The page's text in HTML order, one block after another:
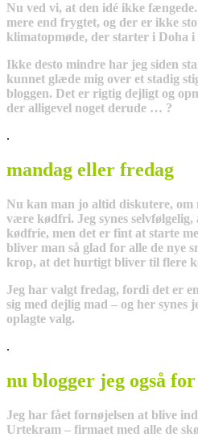
Nu ved vi, at den idé ikke
mere end frygtet, og der er ikke
klimatopmøde, der starter i Doha i
Ikke desto mindre har jeg siden
kunnet glæde mig over et stadig
bloggen. Det er rigtig dejligt og
der alligevel noget derude … ?
.
mandag eller fredag
Nu kan man jo altid diskutere, om
være kødfri. Jeg synes
kødfrie, men det er fint at starte
bliver man så glad for alle de nye
krop, at det hurtigt bliver til flere
Jeg har valgt fredag, fordi det er
sig med dejlig mad – og her synes
oplagte valg.
.
nu blogger jeg også for
Jeg har fået fornøjelsen at blive
Urtekram – firmaet med alle de